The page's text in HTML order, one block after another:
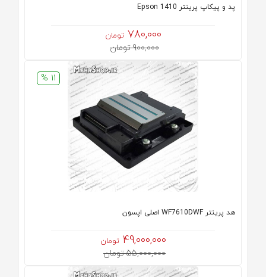
پد و پیکاپ پرینتر 1410 Epson
780,000 تومان
900,000 تومان
11 %
هد پرینتر WF7610DWF اصلی اپسون
49,000,000 تومان
55,000,000 تومان